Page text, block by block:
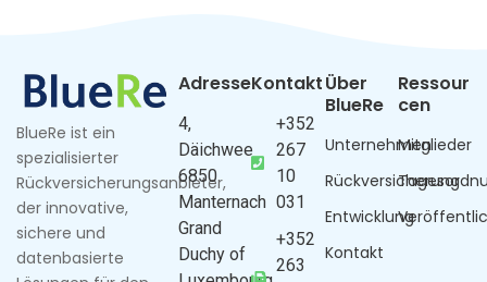
BlueRe ist ein
spezialisierter
Rückversicherungsanbieter,
der innovative,
sichere und
datenbasierte
Adresse
4,
Däichwee
6850
Manternach
Grand
Duchy of
Kontakt
+352
267
10
031
+352
263
Über
BlueRe
Unternehmen
Rückversicherung
Entwicklung
Kontakt
Ressour
cen
Mitglieder